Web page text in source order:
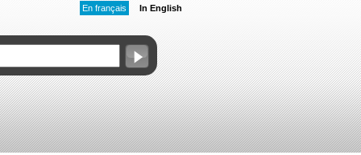
En français In English